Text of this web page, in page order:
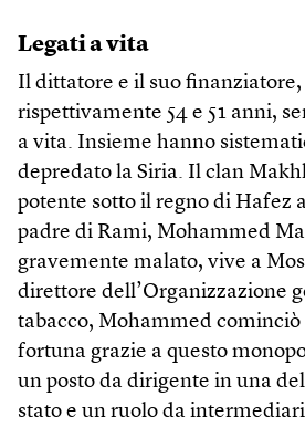
Legati a vita
Il dittatore e il suo
rispettivamente 54 e 51 anni,
a vita. Insieme hanno
depredato la Siria. Il clan
potente sotto il regno di Hafez
padre di Rami, Mohammed
gravemente malato, vive a
direttore dell’Organizzazione
tabacco, Mohammed cominciò
fortuna grazie a questo
un posto da dirigente in una
stato e un ruolo da